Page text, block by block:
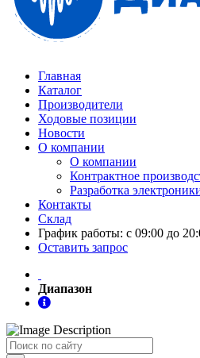
Главная
Каталог
Производители
Ходовые позиции
Новости
О компании
О компании
Контрактное
Разработка
Контакты
Склад
График работы: с 09:00 до
Оставить запрос
Диапазон
Поиск